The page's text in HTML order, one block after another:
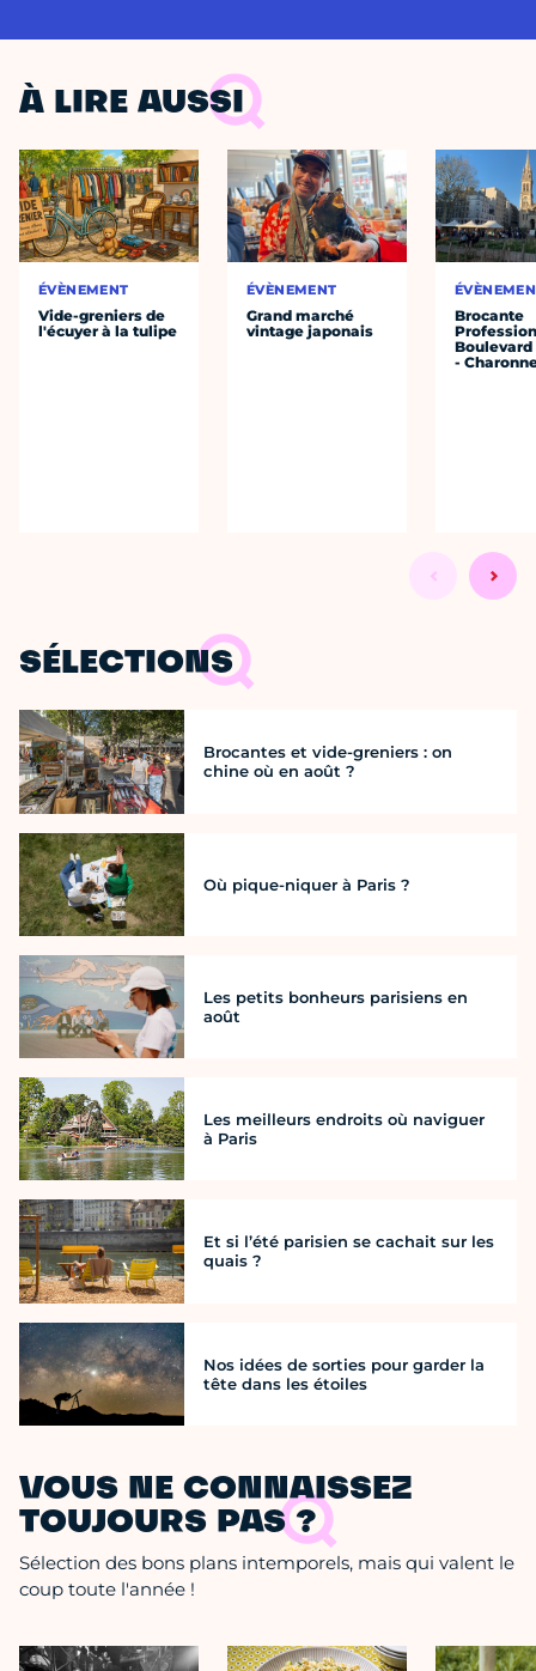
À LIRE AUSSI
ÉVÈNEMENT
Vide-greniers de
l'écuyer à la tulipe
ÉVÈNEMENT
Grand marché
vintage japonais
Brocante
-
SÉLECTIONS
Brocantes et vide-greniers : on
chine où en août ?
Où pique-niquer à Paris ?
Les petits bonheurs parisiens en
août
Les meilleurs endroits où naviguer
à Paris
Et si l’été parisien se cachait sur les
quais ?
Nos idées de sorties pour garder la
tête dans les étoiles
VOUS NE CONNAISSEZ
TOUJOURS PAS ?
Sélection des bons plans intemporels, mais qui valent le
coup toute l'année !